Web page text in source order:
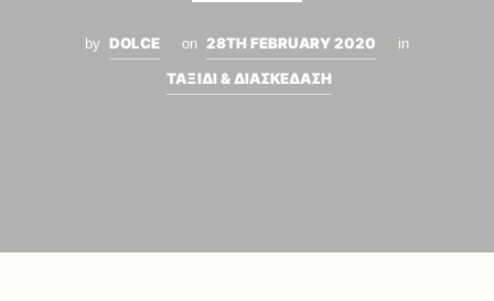
by DOLCE on 28TH FEBRUARY 2020 in
ΤΑΞΙΔΙ & ΔΙΑΣΚΕΔΑΣΗ